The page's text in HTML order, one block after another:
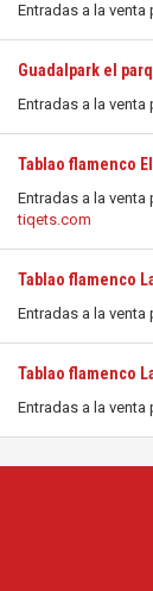
Entradas a la
Guadalpark el
Entradas a la
Tablao flamenco
Entradas a la venta
tiqets.com
Tablao flamenco
Entradas a la venta
Tablao flamenco
Entradas a la venta